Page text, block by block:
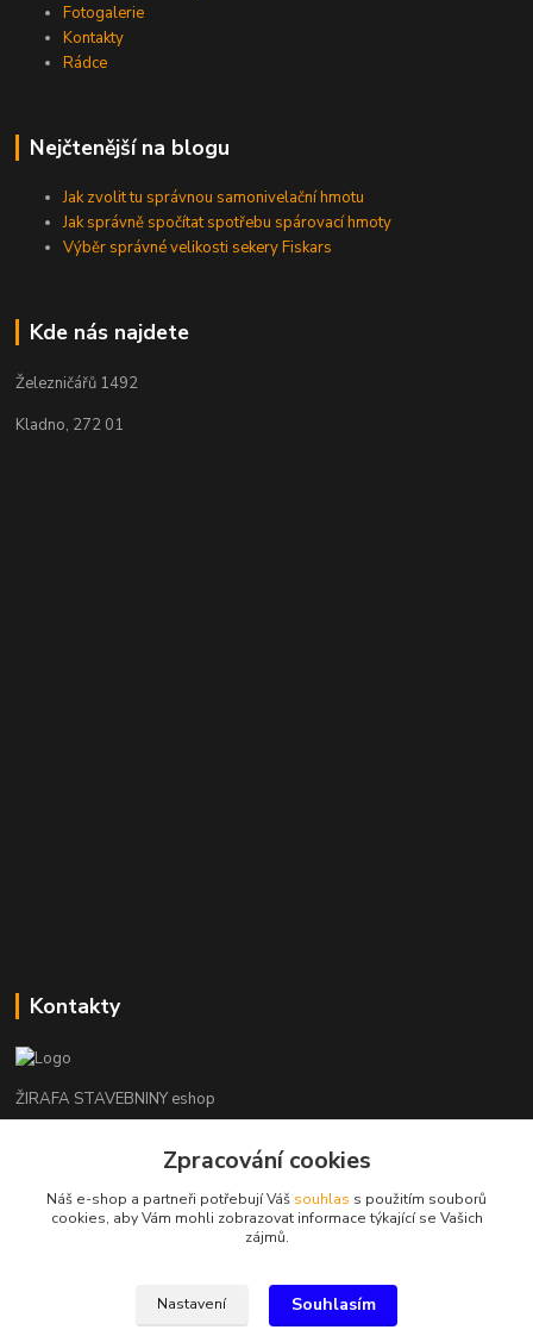
Fotogalerie
Kontakty
Rádce
Nejčtenější na blogu
Jak zvolit tu správnou samonivelační hmotu
Jak správně spočítat spotřebu spárovací hmoty
Výběr správné velikosti sekery Fiskars
Kde nás najdete
Železničářů 1492
Kladno, 272 01
Kontakty
ŽIRAFA STAVEBNINY eshop
+420 312 685 342
kladno@zirafa-stavebniny.cz
Zpracování cookies
Náš e-shop a partneři potřebují Váš souhlas s použitím souborů
cookies, aby Vám mohli zobrazovat informace týkající se Vašich
zájmů.
Nastavení Souhlasím